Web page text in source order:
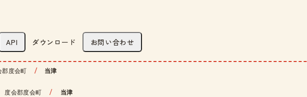
API ダウンロード お問い合わせ
郡度会町 当津
度会郡度会町 / 当津